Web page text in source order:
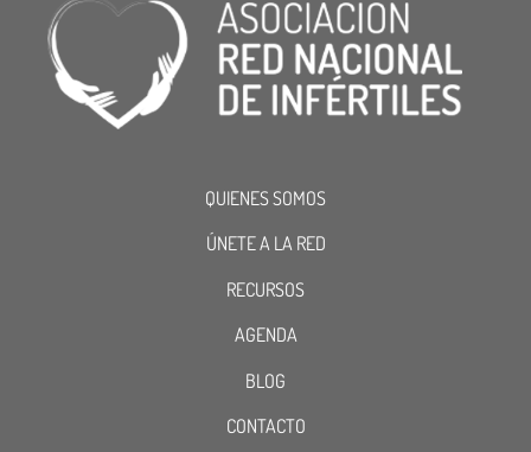
QUIENES SOMOS
ÚNETE A LA RED
RECURSOS
AGENDA
BLOG
CONTACTO